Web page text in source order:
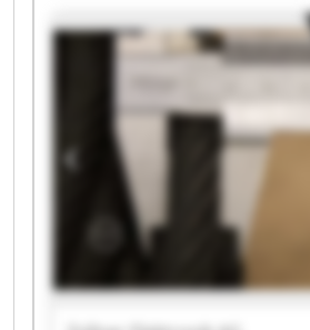
Zollner Elektronik AG Zollner
Zollner Elektronik AG Zollner
Zollner Elektronik AG Zollner
Zollner Elektronik AG Zollner
Zollner Elektronik AG Zollner